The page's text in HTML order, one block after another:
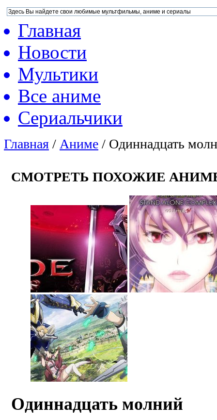
Главная
Новости
Мультики
Все аниме
Сериальчики
Главная / Аниме / Одиннадцать
СМОТРЕТЬ ПОХОЖИЕ
Одиннадцать молний